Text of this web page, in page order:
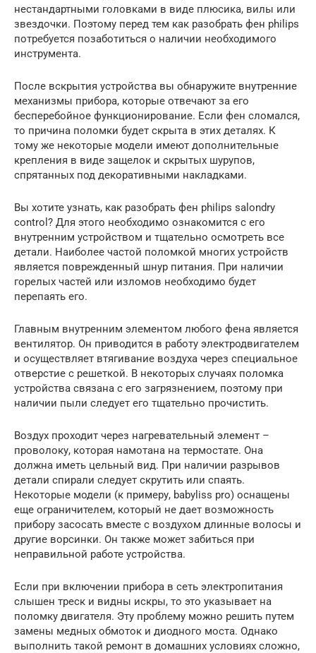
нестандартными головками в виде плюсика, вилы или
звездочки. Поэтому перед тем как разобрать фен philips
потребуется позаботиться о наличии необходимого
инструмента.
После вскрытия устройства вы обнаружите внутренние
механизмы прибора, которые отвечают за его
бесперебойное функционирование. Если фен сломался,
то причина поломки будет скрыта в этих деталях. К
тому же некоторые модели имеют дополнительные
крепления в виде защелок и скрытых шурупов,
спрятанных под декоративными накладками.
Вы хотите узнать, как разобрать фен philips salondry
control? Для этого необходимо ознакомится с его
внутренним устройством и тщательно осмотреть все
детали. Наиболее частой поломкой многих устройств
является поврежденный шнур питания. При наличии
горелых частей или изломов необходимо будет
перепаять его.
Главным внутренним элементом любого фена является
вентилятор. Он приводится в работу электродвигателем
и осуществляет втягивание воздуха через специальное
отверстие с решеткой. В некоторых случаях поломка
устройства связана с его загрязнением, поэтому при
наличии пыли следует его тщательно прочистить.
Воздух проходит через нагревательный элемент –
проволоку, которая намотана на термостате. Она
должна иметь цельный вид. При наличии разрывов
детали спирали следует скрутить или спаять.
Некоторые модели (к примеру, babyliss pro) оснащены
еще ограничителем, который не дает возможность
прибору засосать вместе с воздухом длинные волосы и
другие ворсинки. Он также может забиться при
неправильной работе устройства.
Если при включении прибора в сеть электропитания
слышен треск и видны искры, то это указывает на
поломку двигателя. Эту проблему можно решить путем
замены медных обмоток и диодного моста. Однако
выполнить такой ремонт в домашних условиях сложно,